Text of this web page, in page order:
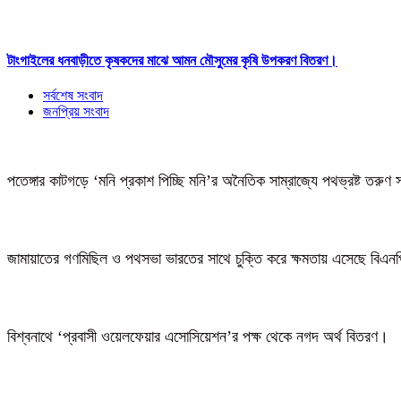
টাংগাইলের ধনবাড়ীতে কৃষকদের মাঝে আমন মৌসুমের কৃষি উপকরণ বিতরণ।
সর্বশেষ সংবাদ
জনপ্রিয় সংবাদ
পতেঙ্গার কাটগড়ে ‘মনি প্রকাশ পিচ্ছি মনি’র অনৈতিক সাম্রাজ্যে পথভ্রষ্ট তরুণ
জামায়াতের গণমিছিল ও পথসভা ভারতের সাথে চুক্তি করে ক্ষমতায় এসেছে
বিশ্বনাথে ‘প্রবাসী ওয়েলফেয়ার এসোসিয়েশন’র পক্ষ থেকে নগদ অর্থ বিতরণ।